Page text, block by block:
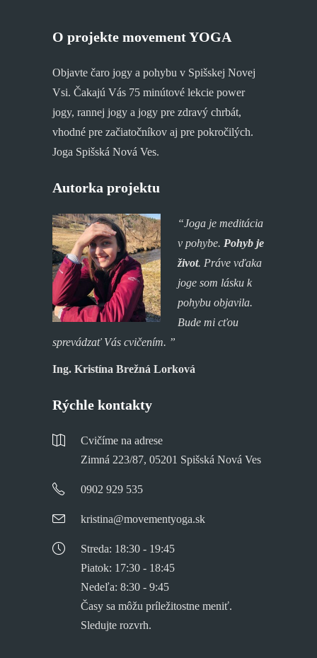
O projekte movement YOGA
Objavte čaro jogy a pohybu v Spišskej Novej
Vsi. Čakajú Vás 75 minútové lekcie power
jogy, rannej jogy a jogy pre zdravý chrbát,
vhodné pre začiatočníkov aj pre pokročilých.
Joga Spišská Nová Ves.
Autorka projektu
“Joga je meditácia
v pohybe. Pohyb je
život. Práve vďaka
joge som lásku k
pohybu objavila.
Bude mi cťou
sprevádzať Vás cvičením. ”
Ing. Kristína Brežná Lorková
Rýchle kontakty
Cvičíme na adrese
Zimná 223/87, 05201 Spišská Nová Ves
0902 929 535
kristina@movementyoga.sk
Streda: 18:30 - 19:45
Piatok: 17:30 - 18:45
Nedeľa: 8:30 - 9:45
Časy sa môžu príležitostne meniť.
Sledujte rozvrh.